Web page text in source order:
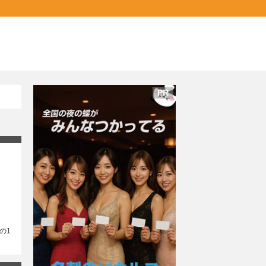
1
PR